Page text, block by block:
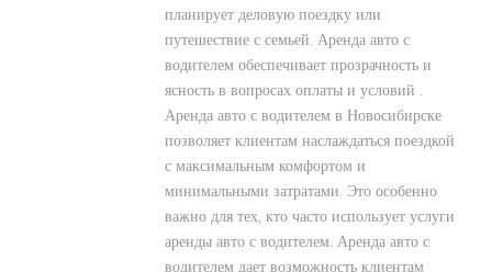
планирует деловую поездку или
путешествие с семьей. Аренда авто с
водителем обеспечивает прозрачность и
ясность в вопросах оплаты и условий .
Аренда авто с водителем в Новосибирске
позволяет клиентам наслаждаться поездкой
с максимальным комфортом и
минимальными затратами. Это особенно
важно для тех, кто часто использует услуги
аренды авто с водителем. Аренда авто с
водителем дает возможность клиентам